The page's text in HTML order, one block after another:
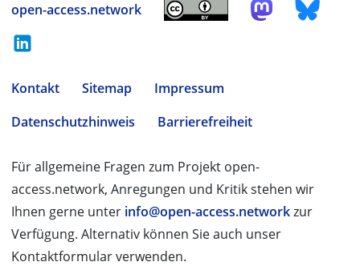
open-access.network
Kontakt Sitemap
Impressum
Datenschutzhinweis
Barrierefreiheit
Für allgemeine Fragen zum Projekt open-
access.network, Anregungen und Kritik stehen wir
Ihnen gerne unter info@open-access.networkzur
Verfügung. Alternativ können Sie auch unser
Kontaktformular verwenden.